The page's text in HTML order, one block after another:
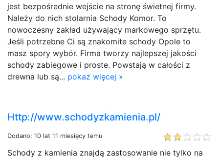
jest bezpośrednie wejście na stronę świetnej firmy.
Należy do nich stolarnia Schody Komor. To
nowoczesny zakład używający markowego sprzętu.
Jeśli potrzebne Ci są znakomite schody Opole to
masz spory wybór. Firma tworzy najlepszej jakości
schody zabiegowe i proste. Powstają w całości z
drewna lub są... pokaż więcej »
Http://www.schodyzkamienia.pl/
Dodano: 10 lat 11 miesięcy temu
Schody z kamienia znajdą zastosowanie nie tylko na